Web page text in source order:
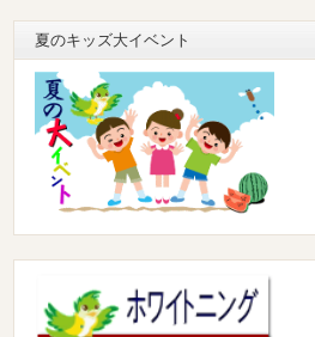
夏のキッズ大イベント